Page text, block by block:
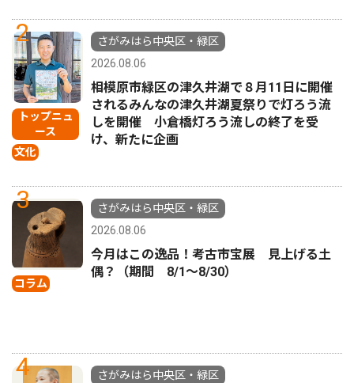
2
トップニュ
ース
文化
さがみはら中央区・緑区
2026.08.06
相模原市緑区の津久井湖で８月11日に開催
されるみんなの津久井湖夏祭りで灯ろう流
しを開催 小倉橋灯ろう流しの終了を受
け、新たに企画
3
コラム
さがみはら中央区・緑区
2026.08.06
今月はこの逸品！考古市宝展 見上げる土
偶？（期間 8/1〜8/30）
4
さがみはら中央区・緑区